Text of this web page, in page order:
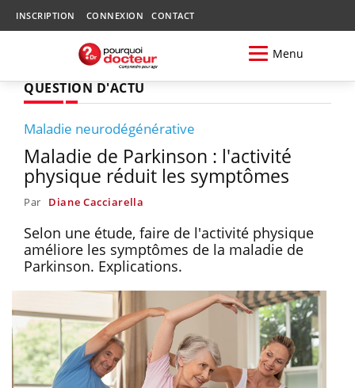
INSCRIPTION CONNEXION CONTACT
Menu
QUESTION D'ACTU
Maladie neurodégénérative
Maladie de Parkinson : l'activité
physique réduit les symptômes
Par Diane Cacciarella
Selon une étude, faire de l'activité physique
améliore les symptômes de la maladie de
Parkinson. Explications.